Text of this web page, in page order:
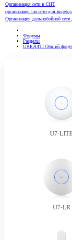
Организация сети в СНТ
организация lan сети для
Организация дальнобойной сети
Форумы
Разделы
UBIQUITI Общий
U7-
U7-LR